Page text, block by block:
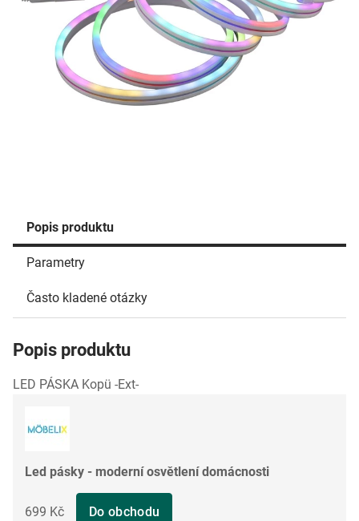
Popis produktu
Parametry
Často kladené otázky
Popis produktu
LED PÁSKA Kopü -Ext-
Led pásky - moderní osvětlení domácnosti
699 Kč Do obchodu